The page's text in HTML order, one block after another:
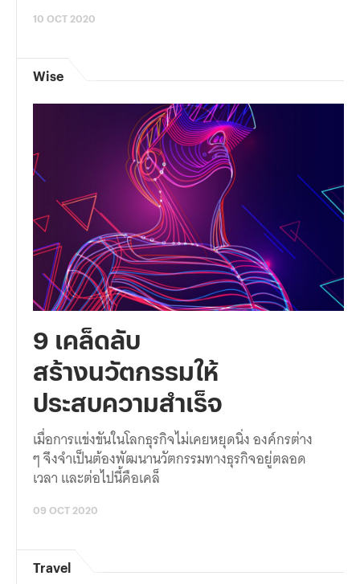
10 OCT 2020
Wise
9 เคล็ดลับ
สร้างนวัตกรรมให้
ประสบความสำเร็จ
เมื่อการแข่งขันในโลกธุรกิจไม่เคยหยุดนิ่ง องค์กรต่าง
ๆ จึงจำเป็นต้องพัฒนานวัตกรรมทางธุรกิจอยู่ตลอด
เวลา และต่อไปนี้คือเคล็
09 OCT 2020
Travel